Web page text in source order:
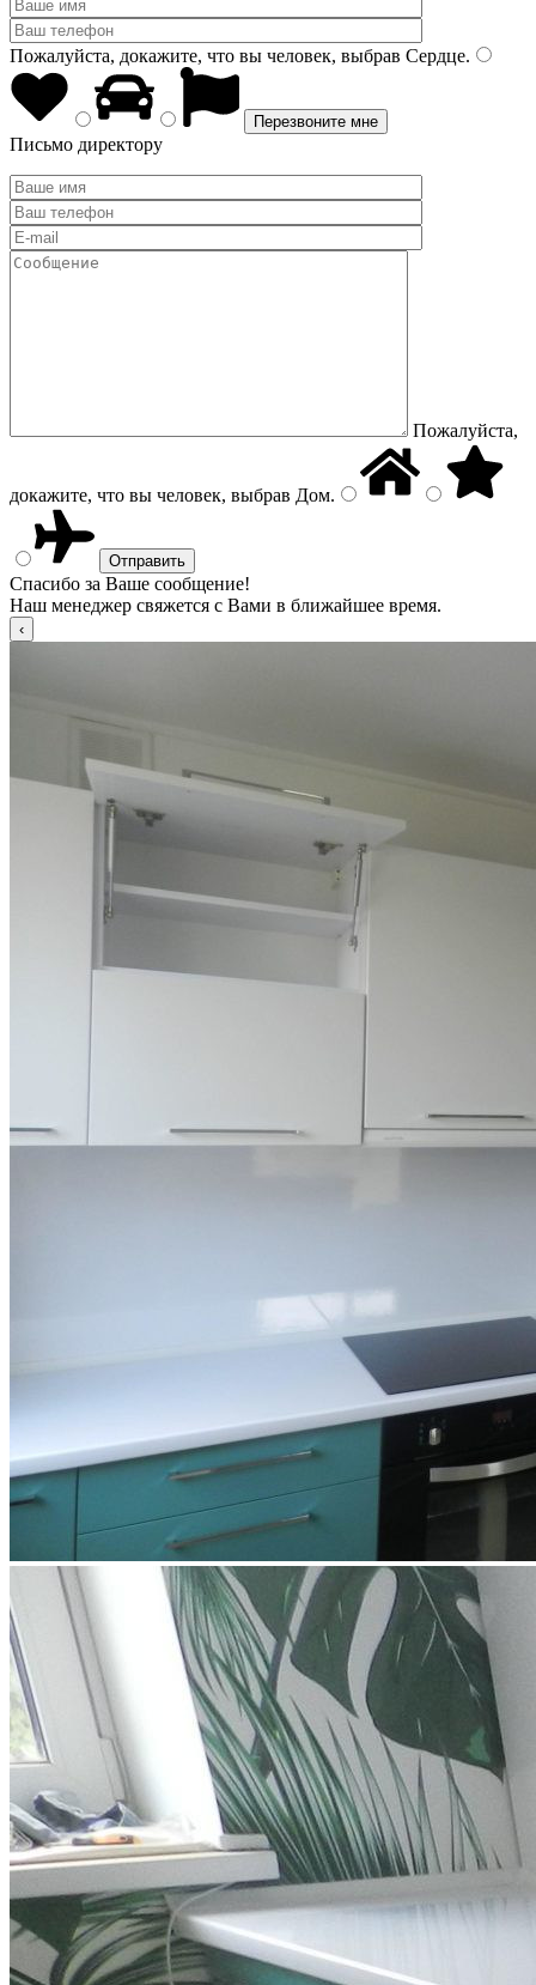
Пожалуйста, докажите, что вы человек, выбрав Сердце.
Письмо директору
Пожалуйста,
докажите, что вы человек, выбрав Дом.
Спасибо за Ваше сообщение!
Наш менеджер свяжется с Вами в ближайшее время.